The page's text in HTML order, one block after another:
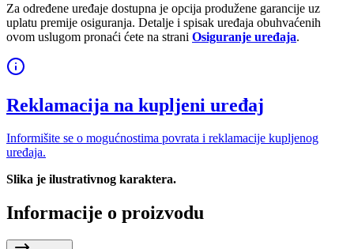
Za određene uređaje dostupna je opcija produžene garancije uz
uplatu premije osiguranja. Detalje i spisak uređaja obuhvaćenih
ovom uslugom pronaći ćete na strani Osiguranje uređaja.
Reklamacija na kupljeni uređaj
Informišite se o mogućnostima povrata i reklamacije kupljenog
uređaja.
Slika je ilustrativnog karaktera.
Informacije o proizvodu